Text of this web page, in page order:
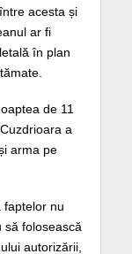
acesta și
ar fi
în plan
de 11
a
arma pe
faptelor nu
să folosească
autorizării,